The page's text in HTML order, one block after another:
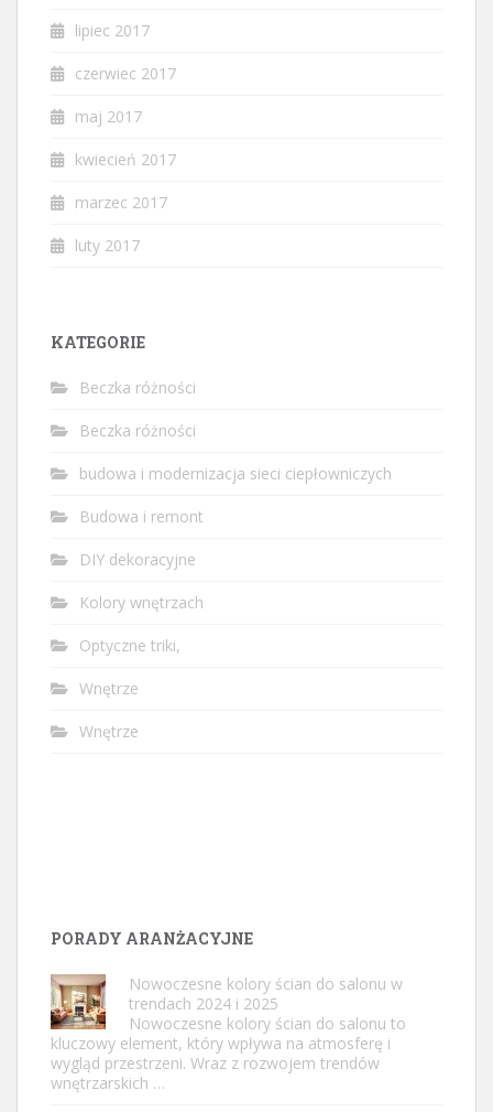
lipiec 2017
czerwiec 2017
maj 2017
kwiecień 2017
marzec 2017
luty 2017
KATEGORIE
Beczka różności
Beczka różności
budowa i modernizacja sieci ciepłowniczych
Budowa i remont
DIY dekoracyjne
Kolory wnętrzach
Optyczne triki,
Wnętrze
Wnętrze
PORADY ARANŻACYJNE
Nowoczesne kolory ścian do salonu w
trendach 2024 i 2025
Nowoczesne kolory ścian do salonu to
kluczowy element, który wpływa na atmosferę i
wygląd przestrzeni. Wraz z rozwojem trendów
wnętrzarskich …